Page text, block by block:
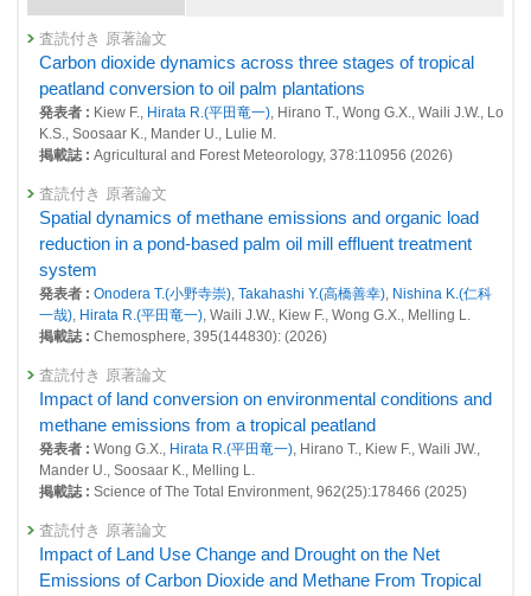
26874 : 衛星観測に関する事業
2023年度
26400 : 気候変動・大気質研究プログラム
26409 : 地球規模における自然起源及び人為起源GHG吸収・排出量の定
量的評価
26410 : 地域・国・都市規模における人為起源SLCF及びGHG排出量の定
量的評価
26450 : 地球システム分野の先見的・先端的な基礎研究
26459 : 衛星観測に関する事業
26587 : 陸域モニタリング
26593 : 気候変動がもたらす生態系攪乱が森林の炭素吸収量に与える影響
の長期広域観測とリスクマップの構築
26746 : 熱帯泥炭林のオイルパーム農園への転換による生態系機能の変化
と大気環境への影響
2022年度
25964 : 気候変動・大気質研究プログラム
25965 : 地球規模における自然起源及び人為起源GHG吸収・排出量の定
量的評価
査読付き 原著論文
Carbon dioxide dynamics across three stages of tropical
peatland conversion to oil palm plantations
発表者 : Kiew F., Hirata R.(平田竜一), Hirano T., Wong G.X., Waili J.W., Lo
K.S., Soosaar K., Mander U., Lulie M.
掲載誌 : Agricultural and Forest Meteorology, 378:110956 (2026)
査読付き 原著論文
Spatial dynamics of methane emissions and organic load
reduction in a pond-based palm oil mill effluent treatment
system
発表者 : Onodera T.(小野寺崇), Takahashi Y.(高橋善幸), Nishina K.(仁科
一哉), Hirata R.(平田竜一), Waili J.W., Kiew F., Wong G.X., Melling L.
掲載誌 : Chemosphere, 395(144830): (2026)
査読付き 原著論文
Impact of land conversion on environmental conditions and
methane emissions from a tropical peatland
発表者 : Wong G.X., Hirata R.(平田竜一), Hirano T., Kiew F., Waili JW.,
Mander U., Soosaar K., Melling L.
掲載誌 : Science of The Total Environment, 962(25):178466 (2025)
査読付き 原著論文
Impact of Land Use Change and Drought on the Net
Emissions of Carbon Dioxide and Methane From Tropical